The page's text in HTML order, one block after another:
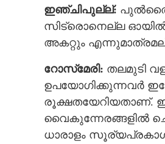
ഇഞ്ചിപുല്ല്:
സിട്രൊനെല്ല
അകറ്റും
റോസ്‌മേരി: തലമുടി
ഉപയോഗിക്കുന്നവർ
രൂക്ഷതയേറിയതാണ്.
വൈകുന്നേരങ്ങളിൽ
ധാരാളം